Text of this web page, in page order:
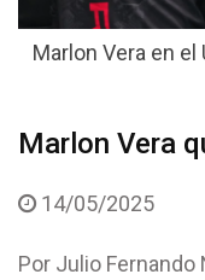
Marlon Vera en el
Marlon Vera
14/05/2025
Por Julio Fernando